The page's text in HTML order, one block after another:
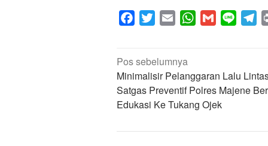
Facebook
Twitter Email WhatsApp
Gmail Line
Navigasi
pos
Pos sebelumnya
Minimalisir Pelanggaran Lalu
Satgas Preventif Polres Majene
Edukasi Ke Tukang Ojek